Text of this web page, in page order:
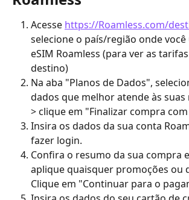
Acesse https://Roamless.com/
selecione o país/região onde você
eSIM Roamless (para ver as
destino)
Na aba "Planos de Dados",
dados que melhor atende às suas
> clique em "Finalizar compra
Insira os dados da sua conta
fazer login.
Confira o resumo da sua compra
aplique quaisquer promoções ou
Clique em "Continuar para o